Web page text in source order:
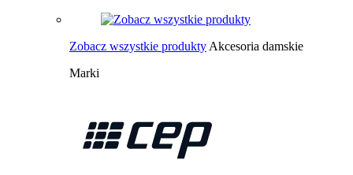
Zobacz wszystkie produkty Akcesoria damskie
Marki